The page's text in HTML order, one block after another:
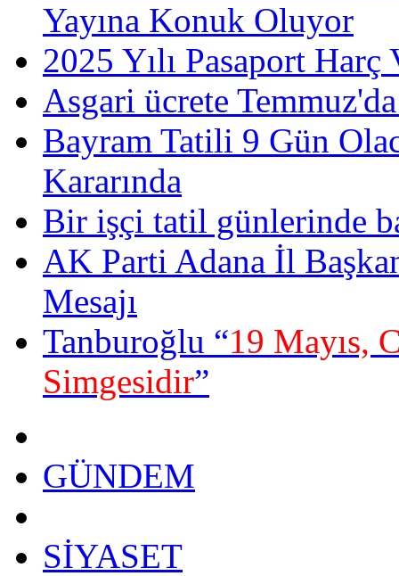
Yayına Konuk Oluyor
2025 Yılı Pasaport
Asgari ücrete
Bayram Tatili 9 Gün
Kararında
Bir işçi tatil günlerinde
AK Parti Adana İl
Mesajı
Tanburoğlu “19 Mayıs,
Simgesidir”
GÜNDEM
SİYASET